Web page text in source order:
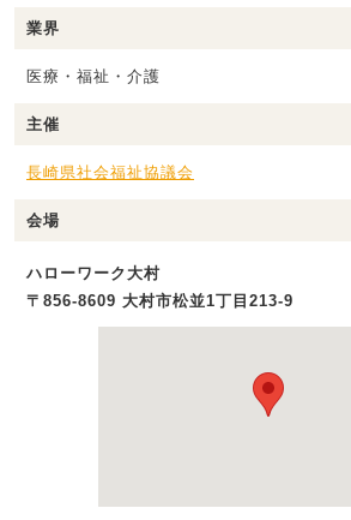
業界
医療・福祉・介護
主催
長崎県社会福祉協議会
会場
ハローワーク大村
〒856-8609 大村市松並1丁目213-9